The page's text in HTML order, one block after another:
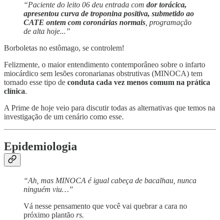
“Paciente do leito 06 deu entrada com dor torácica,
apresentou curva de troponina positiva, submetido ao
CATE ontem com coronárias normais, programação
de alta hoje...”
Borboletas no estômago, se controlem!
Felizmente, o maior entendimento contemporâneo sobre o infarto
miocárdico sem lesões coronarianas obstrutivas (MINOCA) tem
tornado esse tipo de conduta cada vez menos comum na prática
clínica.
A Prime de hoje veio para discutir todas as alternativas que temos na
investigação de um cenário como esse.
Epidemiologia
“Ah, mas MINOCA é igual cabeça de bacalhau, nunca
ninguém viu…”
Vá nesse pensamento que você vai quebrar a cara no
próximo plantão rs.